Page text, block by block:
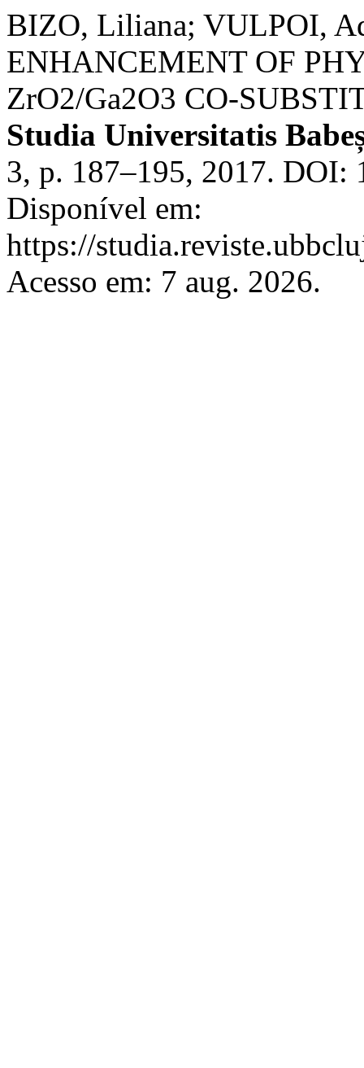
BIZO, Liliana; VULPOI,
ENHANCEMENT OF
ZrO2/Ga2O3 CO-
Studia Universitatis
3, p. 187–195, 2017. DOI:
Disponível em:
https://
Acesso em: 7 aug. 2026.